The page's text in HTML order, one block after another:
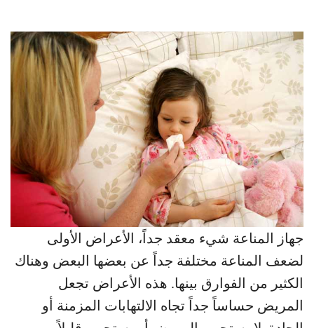
جهاز المناعة شيء معقد جداً، الأعراض الأولى
لضعف المناعة مختلفة جداً عن بعضها البعض وهناك
الكثير من الفوارق بينها. هذه الأعراض تجعل
المريض حساساً جداً تجاه الالتهابات المزمنة أو